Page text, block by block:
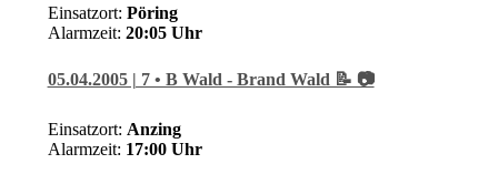
Einsatzort: Pöring
Alarmzeit: 20:05 Uhr
05.04.2005 | 7 • B Wald - Brand Wald 📝 📷
Einsatzort: Anzing
Alarmzeit: 17:00 Uhr